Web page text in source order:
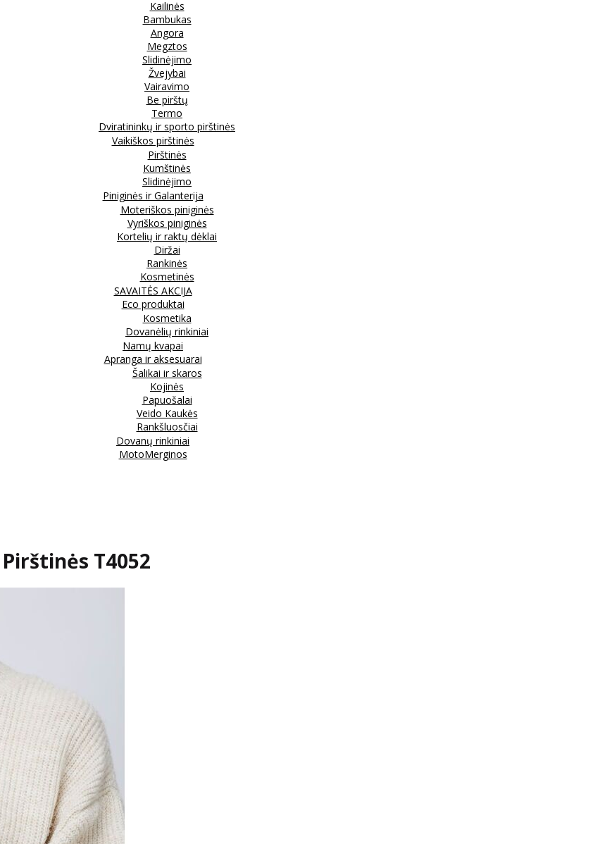
Kailinės
Bambukas
Angora
Megztos
Slidinėjimo
Žvejybai
Vairavimo
Be pirštų
Termo
Dviratininkų ir sporto pirštinės
Vaikiškos pirštinės
Pirštinės
Kumštinės
Slidinėjimo
Piniginės ir Galanterija
Moteriškos piniginės
Vyriškos piniginės
Kortelių ir raktų dėklai
Diržai
Rankinės
Kosmetinės
SAVAITĖS AKCIJA
Eco produktai
Kosmetika
Dovanėlių rinkiniai
Namų kvapai
Apranga ir aksesuarai
Šalikai ir skaros
Kojinės
Papuošalai
Veido Kaukės
Rankšluosčiai
Dovanų rinkiniai
MotoMerginos
T4052